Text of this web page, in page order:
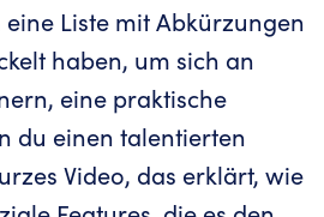
Liste mit Abkürzungen
haben, um sich an
eine praktische
du einen talentierten
Video, das erklärt, wie